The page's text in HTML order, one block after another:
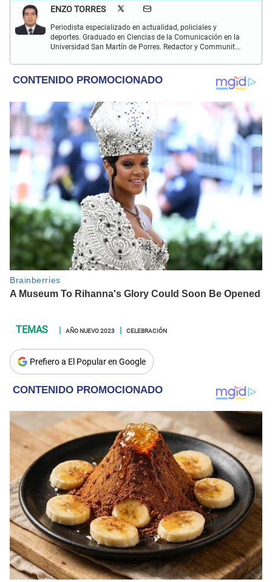
ENZO TORRES
Periodista especializado en actualidad, policiales y
deportes. Graduado en Ciencias de la Comunicación en la
Universidad San Martín de Porres. Redactor y Communit
con política, fútbol peruano e internacional, economía,
coyuntura nacional y mundial.
AÑO NUEVO 2023 CELEBRACIÓN
Prefiero a El Popular en Google